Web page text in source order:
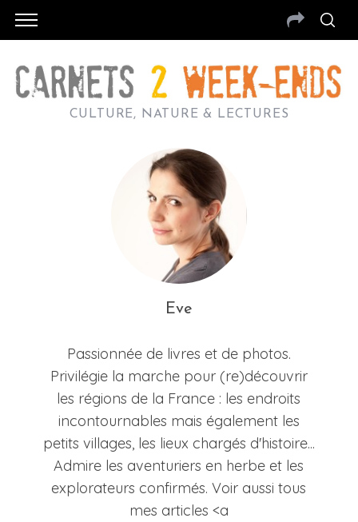
CULTURE, NATURE & LECTURES
Eve
Passionnée de livres et de photos.
Privilégie la marche pour (re)découvrir
les régions de la France : les endroits
incontournables mais également les
petits villages, les lieux chargés d'histoire...
Admire les aventuriers en herbe et les
explorateurs confirmés. Voir aussi tous
mes articles <a